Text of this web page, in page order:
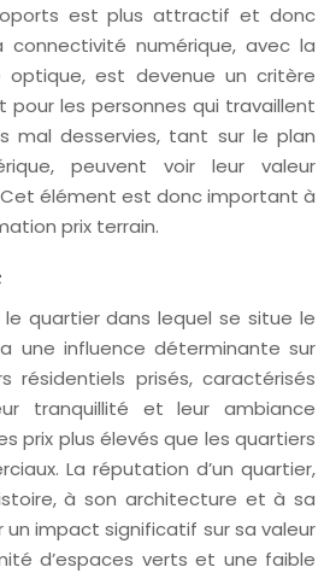
est plus attractif et donc
connectivité numérique, avec la
est devenue un critère
les personnes qui travaillent
mal desservies, tant sur le plan
peuvent voir leur valeur
élément est donc important à
prix terrain.
quartier dans lequel se situe le
une influence déterminante sur
résidentiels prisés, caractérisés
tranquillité et leur ambiance
prix plus élevés que les quartiers
La réputation d’un quartier,
à son architecture et à sa
impact significatif sur sa valeur
d’espaces verts et une faible